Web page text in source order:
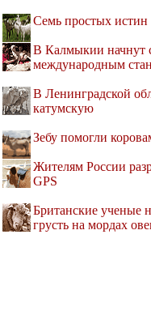
Семь простых истин
В Калмыкии начнут
международным
В Ленинградской
катумскую
Зебу помогли
Жителям России
GPS
Британские ученые
грусть на мордах